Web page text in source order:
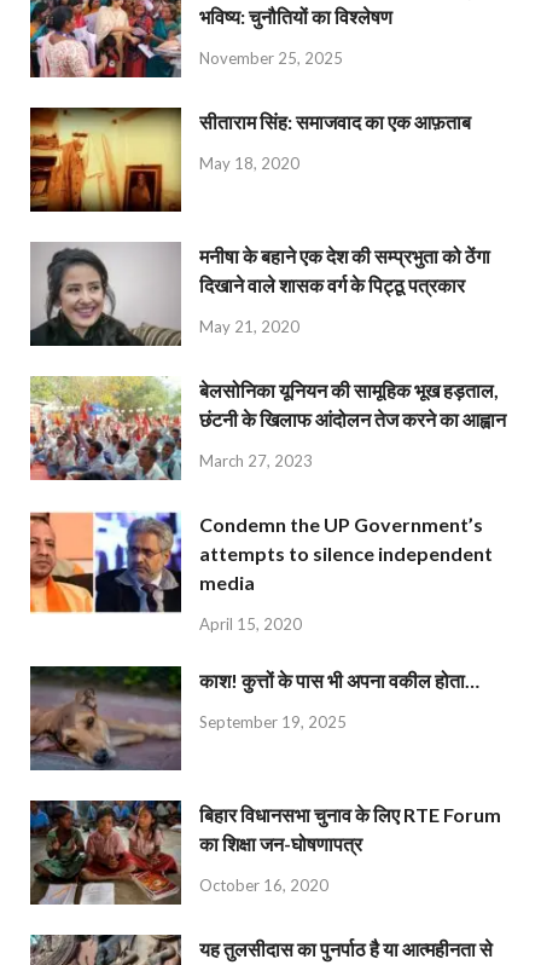
भविष्य: चुनौतियों का विश्लेषण
November 25, 2025
सीताराम सिंह: समाजवाद का एक आफ़ताब
May 18, 2020
मनीषा के बहाने एक देश की सम्प्रभुता को ठेंगा
दिखाने वाले शासक वर्ग के पिट्ठू पत्रकार
May 21, 2020
बेलसोनिका यूनियन की सामूहिक भूख हड़ताल,
छंटनी के खिलाफ आंदोलन तेज करने का आह्वान
March 27, 2023
Condemn the UP Government’s
attempts to silence independent
media
April 15, 2020
काश! कुत्तों के पास भी अपना वकील होता…
September 19, 2025
बिहार विधानसभा चुनाव के लिए RTE Forum
का शिक्षा जन-घोषणापत्र
October 16, 2020
यह तुलसीदास का पुनर्पाठ है या आत्महीनता से